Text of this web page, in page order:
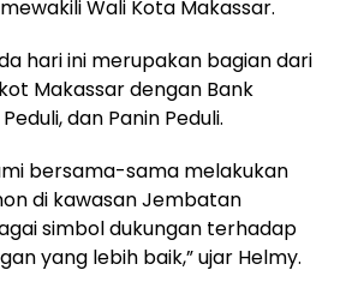
Wali Kota Makassar.
hari ini merupakan bagian dari
Makassar dengan Bank
dan Panin Peduli.
bersama-sama melakukan
di kawasan Jembatan
simbol dukungan terhadap
yang lebih baik,” ujar Helmy.